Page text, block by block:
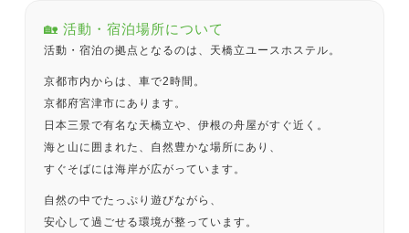
🏡 活動・宿泊場所について
活動・宿泊の拠点となるのは、天橋立ユースホステル。
京都市内からは、車で2時間。
京都府宮津市にあります。
日本三景で有名な天橋立や、伊根の舟屋がすぐ近く。
海と山に囲まれた、自然豊かな場所にあり、
すぐそばには海岸が広がっています。
自然の中でたっぷり遊びながら、
安心して過ごせる環境が整っています。